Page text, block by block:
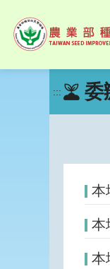
::: 委
本
本
本